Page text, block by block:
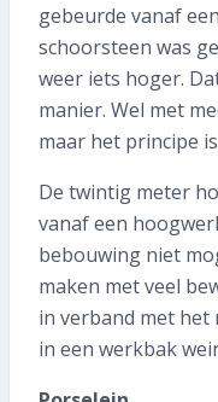
gebeurde vanaf
schoorsteen was
weer iets hoger.
manier. Wel met
maar het principe
De twintig meter
vanaf een
bebouwing niet
maken met veel
in verband met het
in een werkbak